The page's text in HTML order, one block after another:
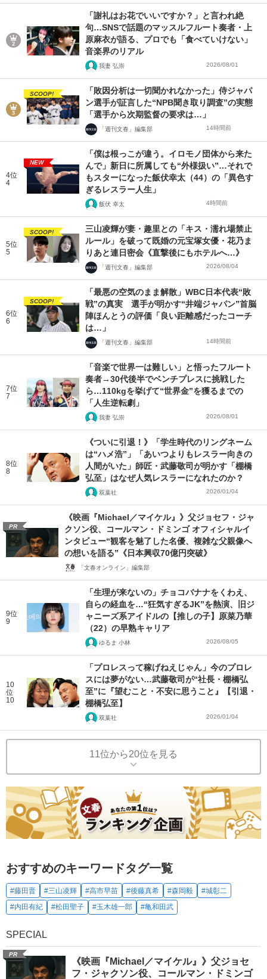
「謝礼はお花でいいですか？」と言われ絶
句…SNSで話題のマッスルフルート奏者・上
原麻衣が語る、プロでも「食べていけない」
音楽界のリアル
我妻 弘崇 2026/08/01
SCOOP!
「敗因分析は一切聞かれなかった」侍ジャパ
ン選手が証言した“NPB聞き取り調査”の実態
「選手から次期監督の要求は…」
「週刊文春」編集部 14時間前
4位
4
NEW
「僕は根っこが違う。イロモノ団体から来た
んで」新日に所属しても“外様扱い”…それで
もスターになった飯伏幸太（44）の「異色す
ぎるレスラー人生」
飯伏 幸太 4時間前
5位
5
SCOOP!
三山凌輝が妻・趣里との「キス・濡れ場禁止
ルール」を破って既婚の元宝塚女優・花乃ま
りあと連日密会《直撃後にもホテルへ…》
「週刊文春」編集部 2026/08/04
6位
6
SCOOP!
「最悪の空気のまま解散」WBC日本代表“敗
戦”の真実 選手が明かす“井端ジャパン”首脳
陣ほんとうの評価「良い距離感だったコーチ
は…」
「週刊文春」編集部 14時間前
7位
7
「音楽で世界一は難しい」と悟ったフルート
奏者→30代後半でベンチプレスに挑戦した
ら…110kgを挙げて“世界金”を獲るまでの
「人生逆転劇」
我妻 弘崇 2026/08/01
8位
8
《ついに引退！》「学生時代のリングネーム
は“ハメ浩”」「あいつよりもレスラー向きの
人間がいた」師匠・武藤敬司が明かす「棚橋
弘至」はなぜ人気レスラーになれたのか？
双葉社 2026/01/04
PR
《映画『Michael／マイケル』》父ジョセフ・ジャ
クソン役、コールマン・ドミンゴ オフィシャルイ
ンタビュー“観客を魅了した名優、複雑な父親像へ
の想いを語る”《日本興収70億円突破》
「文春オンライン」編集部
9位
9
「生理が来ないの」チョコバナナをくわえ、
自らの経血を…“狂気すぎるJK”を熱演、旧ジ
ャニーズ系アイドルの【推しの子】原菜乃華
（22）の早熟キャリア
ゆるま 小林 2026/08/05
10
位
10
「プロレスって稼げねえじゃん」今のプロレ
スには夢がない…武藤敬司が“社長・棚橋弘
至”に『望むこと・不安に思うこと』【引退・
棚橋弘至】
双葉社 2026/01/04
11位から20位を見る
おすすめのキーワードタグ一覧
#藤田晋 #三山凌輝 #高市早苗 #後藤真希 #森岡毅
#城彰二
#内田有紀
#松田聖子 #玉木雄一郎 #亀和田武
SPECIAL
PR
《映画『Michael／マイケル』》父ジョセ
フ・ジャクソン役、コールマン・ドミンゴ